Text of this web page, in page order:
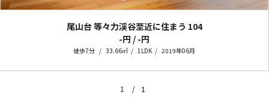
尾山台 等々力渓谷至近に住まう 104
-円 / -円
徒歩7分 33.66㎡ 1LDK 2019年06月
1 1